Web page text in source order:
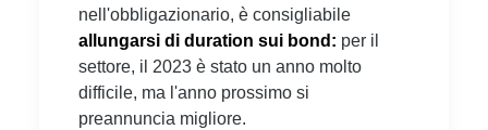
nell'obbligazionario, è consigliabile
allungarsi di duration sui bond: per il
settore, il 2023 è stato un anno molto
difficile, ma l'anno prossimo si
preannuncia migliore.